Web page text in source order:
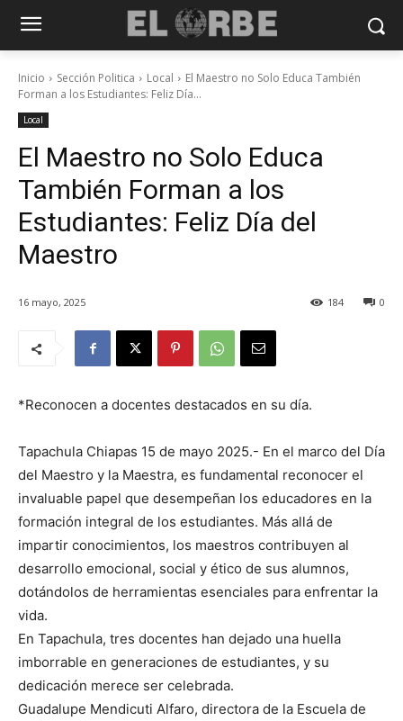
Inicio Sección Politica Local
El Maestro no Solo Educa También
Forman a los Estudiantes: Feliz Día...
Local
El Maestro no Solo Educa
También Forman a los
Estudiantes: Feliz Día del
Maestro
16 mayo, 2025 0
184
*Reconocen a docentes destacados en su día.
Tapachula Chiapas 15 de mayo 2025.- En el marco del Día
del Maestro y la Maestra, es fundamental reconocer el
invaluable papel que desempeñan los educadores en la
formación integral de los estudiantes. Más allá de
impartir conocimientos, los maestros contribuyen al
desarrollo emocional, social y ético de sus alumnos,
dotándolos de herramientas esenciales para enfrentar la
vida.
En Tapachula, tres docentes han dejado una huella
imborrable en generaciones de estudiantes, y su
dedicación merece ser celebrada.
Guadalupe Mendicuti Alfaro, directora de la Escuela de